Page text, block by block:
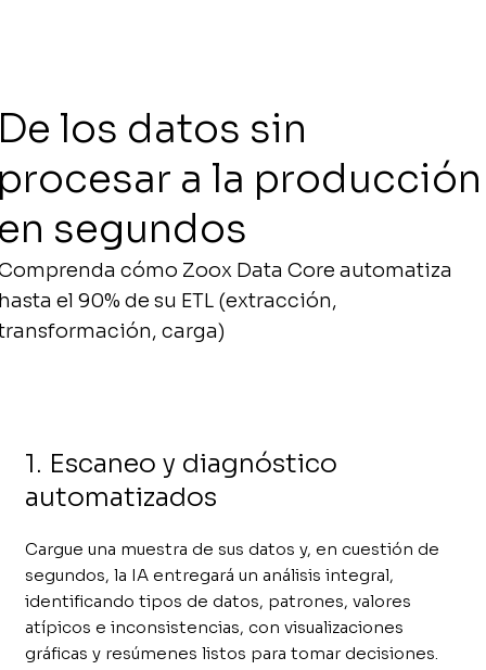
los datos sin
a la producción
segundos
cómo Zoox Data Core automatiza
el 90% de su ETL (extracción,
carga)
1. Escaneo y diagnóstico
automatizados
Cargue una muestra de sus datos y, en cuestión de
segundos, la IA entregará un análisis integral,
identificando tipos de datos, patrones, valores
atípicos e inconsistencias, con visualizaciones
gráficas y resúmenes listos para tomar decisiones.